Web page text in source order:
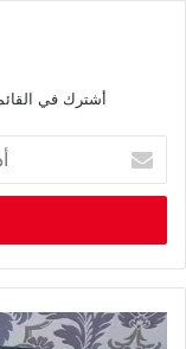
أشترك في
خ
ب
ر
د